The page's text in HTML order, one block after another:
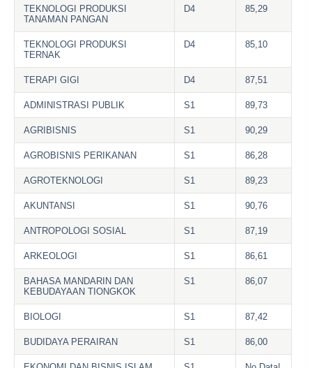
TEKNOLOGI PRODUKSI
TANAMAN PANGAN
D4 85,29
TEKNOLOGI PRODUKSI
TERNAK
D4 85,10
TERAPI GIGI D4 87,51
ADMINISTRASI PUBLIK S1 89,73
AGRIBISNIS S1 90,29
AGROBISNIS PERIKANAN S1 86,28
AGROTEKNOLOGI S1 89,23
AKUNTANSI S1 90,76
ANTROPOLOGI SOSIAL S1 87,19
ARKEOLOGI S1 86,61
BAHASA MANDARIN DAN
KEBUDAYAAN TIONGKOK
S1 86,07
BIOLOGI S1 87,42
BUDIDAYA PERAIRAN S1 86,00